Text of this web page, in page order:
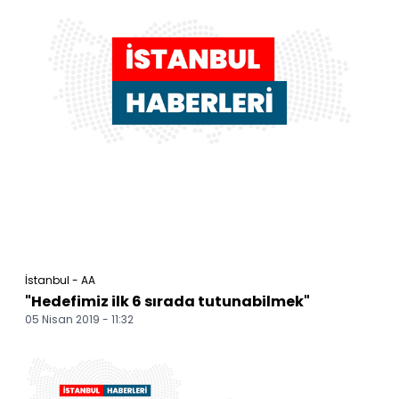
İstanbul - AA
"Hedefimiz ilk 6 sırada tutunabilmek"
05 Nisan 2019 - 11:32